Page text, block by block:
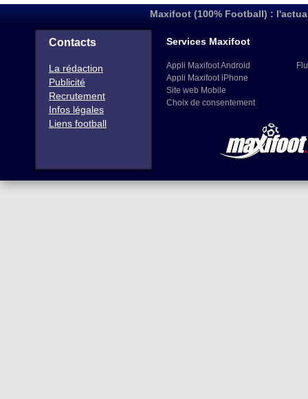
Maxifoot (100% Football) :
Contacts
La rédaction
Publicité
Recrutement
Infos légales
Liens football
Services Maxifoot
Appli Maxifoot Android
Appli Maxifoot iPhone
Site web Mobile
Choix de consentement